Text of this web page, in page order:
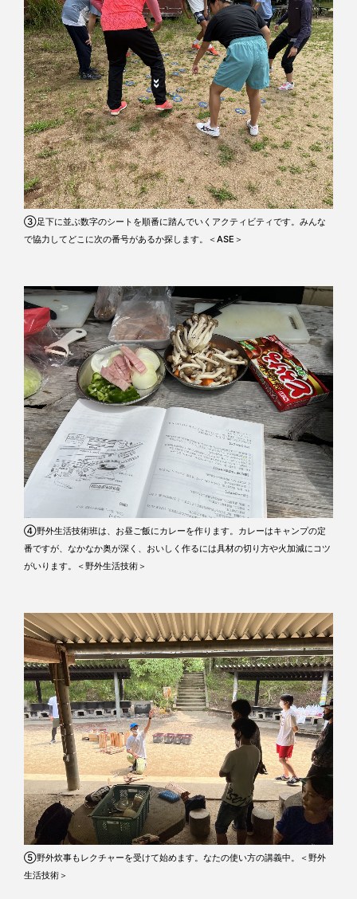
③足下に並ぶ数字のシートを順番に踏んでいくアクティビティです。みんな
で協力してどこに次の番号があるか探します。＜ASE＞
④野外生活技術班は、お昼ご飯にカレーを作ります。カレーはキャンプの定
番ですが、なかなか奥が深く、おいしく作るには具材の切り方や火加減にコツ
がいります。＜野外生活技術＞
⑤野外炊事もレクチャーを受けて始めます。なたの使い方の講義中。＜野外
生活技術＞